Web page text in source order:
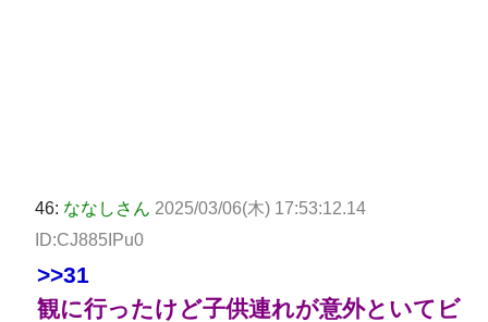
46: ななしさん 2025/03/06(木) 17:53:12.14
ID:CJ885IPu0
>>31
観に行ったけど子供連れが意外といてビ